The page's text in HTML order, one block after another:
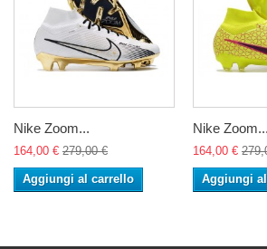
Nike Zoom...
164,00 € 279,00 €
Aggiungi al carrello
Nike Zoom...
164,00 €
Aggiungi